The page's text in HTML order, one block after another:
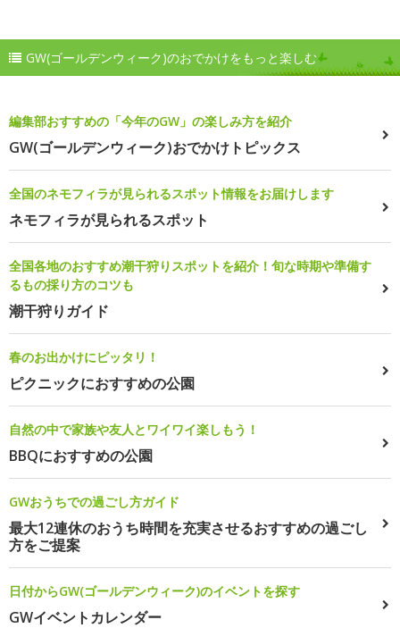
GW(ゴールデンウィーク)のおでかけをもっと楽しむ
編集部おすすめの「今年のGW」の楽しみ方を紹介
GW(ゴールデンウィーク)おでかけトピックス
全国のネモフィラが見られるスポット情報をお届けします
ネモフィラが見られるスポット
全国各地のおすすめ潮干狩りスポットを紹介！旬な時期や準備す
るもの採り方のコツも
潮干狩りガイド
春のお出かけにピッタリ！
ピクニックにおすすめの公園
自然の中で家族や友人とワイワイ楽しもう！
BBQにおすすめの公園
GWおうちでの過ごし方ガイド
最大12連休のおうち時間を充実させるおすすめの過ごし
方をご提案
日付からGW(ゴールデンウィーク)のイベントを探す
GWイベントカレンダー